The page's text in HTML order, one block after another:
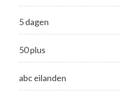
5 dagen
50 plus
abc eilanden